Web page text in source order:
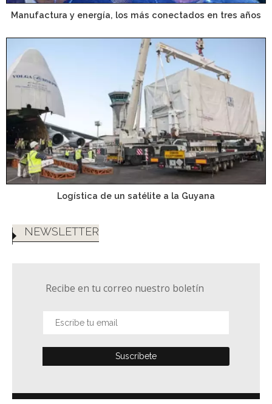
Manufactura y energía, los más conectados en tres años
Logística de un satélite a la Guyana
NEWSLETTER
Recibe en tu correo nuestro boletín